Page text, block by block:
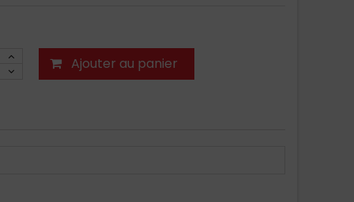
Ajouter au panier